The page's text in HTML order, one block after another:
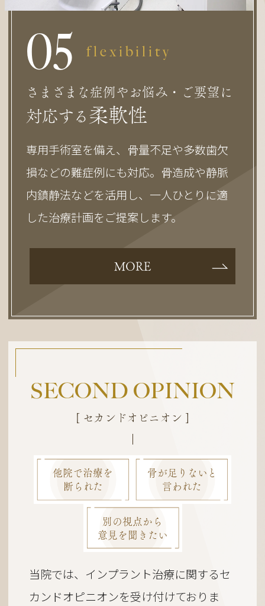
05 flexibility
さまざまな症例やお悩み・ご要望に
対応する 柔軟性
専用手術室を備え、骨量不足や多数歯欠
損などの難症例にも対応。骨造成や静脈
内鎮静法などを活用し、一人ひとりに適
した治療計画をご提案します。
MORE
SECOND OPINION
[ セカンドオピニオン ]
他院で治療を
断られた
骨が足りないと
言われた
別の視点から
意見を聞きたい
当院では、インプラント治療に関するセ
カンドオピニオンを受け付けておりま